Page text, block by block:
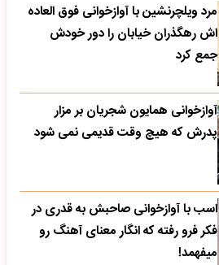
مرد ویلچرنشین با آوازخوانی فوق العاده
اش رهگذران خیابان را دور خودش
جمع کرد
آوازخوانی همایون شجریان بر مزار
پدرش که هیچ وقت قدیمی نمی شود
اسب با آوازخوانی صاحبش به قدری در
فکر فرو رفته که انگار معنای آهنگ رو
میفهمد!